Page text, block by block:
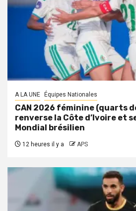
A LA UNE Équipes Nationales
CAN 2026 féminine (quarts
renverse la Côte d’Ivoire et
Mondial brésilien
12 heures il y a APS